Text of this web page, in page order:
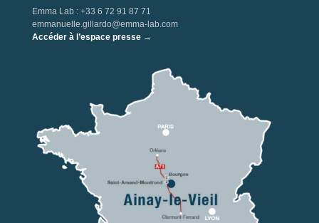
Emma Lab : +33 6 72 91 87 71
emmanuelle.gillardo@emma-lab.com
Accéder à l’espace presse →